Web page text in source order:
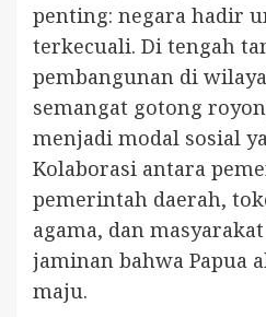
penting: negara hadir
terkecuali. Di tengah
pembangunan di
semangat gotong
menjadi modal sosial
Kolaborasi antara
pemerintah daerah,
agama, dan
jaminan bahwa Papua
maju.